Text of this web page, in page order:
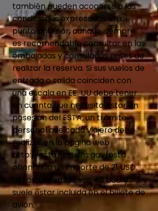
también pueden acogerse a las
condiciones expresadas en el
punto anterior, aunque siempre
es recomendable consultar en las
embajadas y consulados antes de
realizar la reserva. Si sus vuelos de
entrada o salida coinciden con
una escala en EE. UU debe tener
en cuenta que necesita estar en
posesión del ESTA, un trámite
personal que cada viajero debe
realizar en la página web
http://esta.cbp.dhs.gov/esta
abonando un importe de 21 USD.
La tasa de salida son 40 USD y
suele estar incluida en el billete de
avión.